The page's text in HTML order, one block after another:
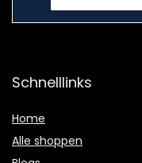
Schnelllinks
Home
Alle shoppen